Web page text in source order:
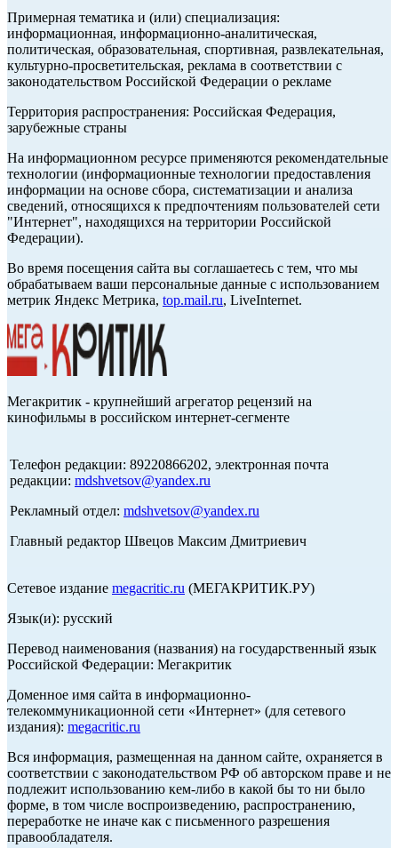
Примерная тематика и (или) специализация:
информационная, информационно-аналитическая,
политическая, образовательная, спортивная, развлекательная,
культурно-просветительская, реклама в соответствии с
законодательством Российской Федерации о рекламе
Территория распространения: Российская Федерация,
зарубежные страны
На информационном ресурсе применяются рекомендательные
технологии (информационные технологии предоставления
информации на основе сбора, систематизации и анализа
сведений, относящихся к предпочтениям пользователей сети
"Интернет", находящихся на территории Российской
Федерации).
Во время посещения сайта вы соглашаетесь с тем, что мы
обрабатываем ваши персональные данные с использованием
метрик Яндекс Метрика, top.mail.ru, LiveInternet.
Мегакритик - крупнейший агрегатор рецензий на
кинофильмы в российском интернет-сегменте
Телефон редакции: 89220866202, электронная почта
редакции: mdshvetsov@yandex.ru
Рекламный отдел: mdshvetsov@yandex.ru
Главный редактор Швецов Максим Дмитриевич
Сетевое издание megacritic.ru (МЕГАКРИТИК.РУ)
Язык(и): русский
Перевод наименования (названия) на государственный язык
Российской Федерации: Мегакритик
Доменное имя сайта в информационно-
телекоммуникационной сети «Интернет» (для сетевого
издания): megacritic.ru
Вся информация, размещенная на данном сайте, охраняется в
соответствии с законодательством РФ об авторском праве и не
подлежит использованию кем-либо в какой бы то ни было
форме, в том числе воспроизведению, распространению,
переработке не иначе как с письменного разрешения
правообладателя.